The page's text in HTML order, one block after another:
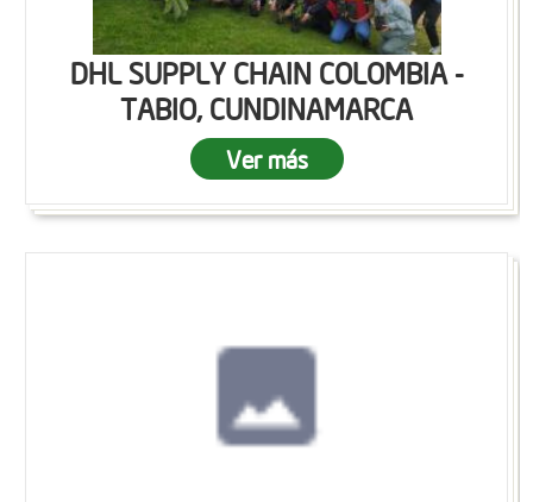
DHL SUPPLY CHAIN COLOMBIA -
TABIO, CUNDINAMARCA
Ver más